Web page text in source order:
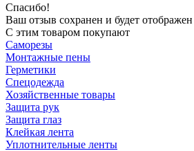
Спасибо!
Ваш отзыв сохранен и будет
С этим товаром покупают
Саморезы
Монтажные пены
Герметики
Спецодежда
Хозяйственные товары
Защита рук
Защита глаз
Клейкая лента
Уплотнительные ленты